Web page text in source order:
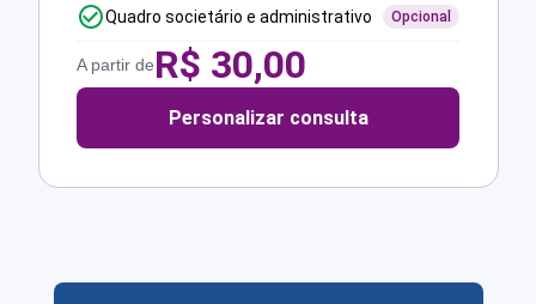
Quadro societário e administrativo Opcional
A partir deR$ 30,00
Personalizar consulta